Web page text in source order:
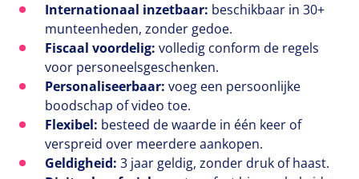
Internationaal inzetbaar: beschikbaar in 30+
munteenheden, zonder gedoe.
Fiscaal voordelig: volledig conform de regels
voor personeelsgeschenken.
Personaliseerbaar: voeg een persoonlijke
boodschap of video toe.
Flexibel: besteed de waarde in één keer of
verspreid over meerdere aankopen.
Geldigheid: 3 jaar geldig, zonder druk of haast.